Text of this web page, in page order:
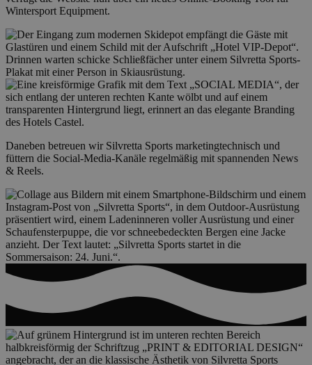
Wintersport Equipment.
Daneben betreuen wir Silvretta Sports marketingtechnisch und
füttern die Social-Media-Kanäle regelmäßig mit spannenden News
& Reels.